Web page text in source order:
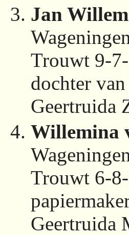
Jan
Trouwt 9-
dochter
Geertruida
Willemina
Trouwt 6-
Geertruida